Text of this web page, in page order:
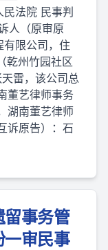
法院 民事判
人（原审原
有限公司，住
乾州竹园社区
雷，该公司总
董艺律师事务
湖南董艺律师
诉原告）：石
留事务管
一审民事